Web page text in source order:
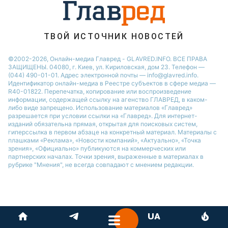
ТВОЙ ИСТОЧНИК НОВОСТЕЙ
©2002-2026, Онлайн-медиа Главред - GLAVRED.INFO. ВСЕ ПРАВА
ЗАЩИЩЕНЫ. 04080, г. Киев, ул. Кириловская, дом 23. Телефон —
(044) 490-01-01. Адрес электронной почты — info@glavred.info.
Идентификатор онлайн-медиа в Реестре cубъектов в сфере медиа —
R40-01822. Перепечатка, копирование или воспроизведение
информации, содержащей ссылку на агенство ГЛАВРЕД, в каком-
либо виде запрещено. Использование материалов «Главред»
разрешается при условии ссылки на «Главред». Для интернет-
изданий обязательна прямая, открытая для поисковых систем,
гиперссылка в первом абзаце на конкретный материал. Материалы с
плашками «Реклама», «Новости компаний», «Актуально», «Точка
зрения», «Официально» публикуются на коммерческих или
партнерских началах. Точки зрения, выраженные в материалах в
рубрике "Мнения", не всегда совпадают с мнением редакции.